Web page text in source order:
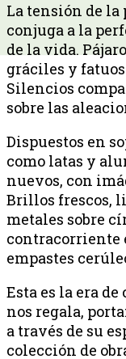
La tensión de
conjuga a la
de la vida.
gráciles y
Silencios
sobre las
Dispuestos en
como latas y
nuevos, con
Brillos frescos,
metales sobre
contracorriente
empastes
Esta es la era
nos regala,
a través de su
colección de